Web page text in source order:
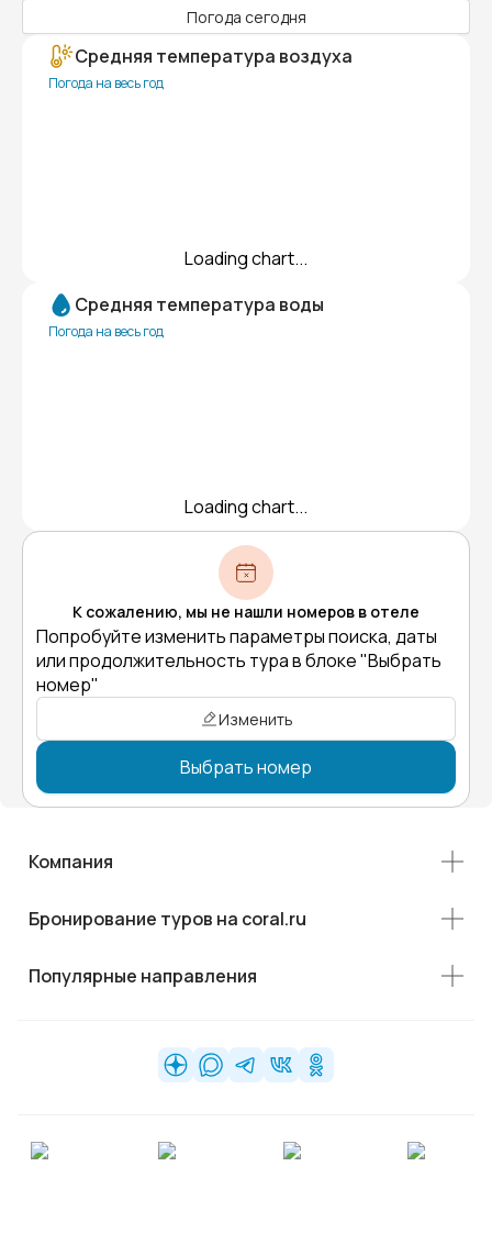
Погода сегодня
Средняя температура воздуха
Погода на весь год
Loading chart...
Средняя температура воды
Погода на весь год
Loading chart...
К сожалению, мы не нашли номеров в отеле
Попробуйте изменить параметры поиска, даты
или продолжительность тура в блоке "Выбрать
номер"
Изменить
Выбрать номер
Компания
Бронирование туров на coral.ru
Популярные направления